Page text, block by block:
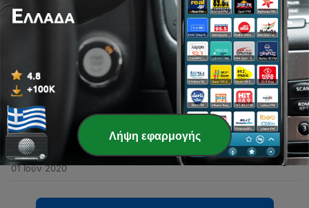
11 09 | Πως να ετοιμασουμε το παιδικο παρτυ
16 Ιούλ 2020
07 | Τι εμαθα απο τον κυριο Πετρο για τις
μελισσες...
11 Ιούν 2020
6 - 05 | Ο Γιωργος με τσακωσε!
01 Ιούν 2020
5 - 04 | DIY Σπιτικη πλαστελινη
01 Ιούν 2020
Λήψη εφαρμογής